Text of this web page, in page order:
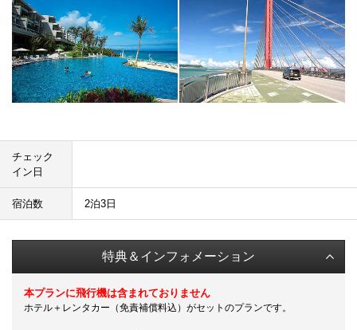
チェック
イン日
宿泊数 2泊3日
特典＆インフォメーション
本プランに飛行機は含まれておりません
ホテル＋レンタカー（免責補償料込）がセットのプランです。